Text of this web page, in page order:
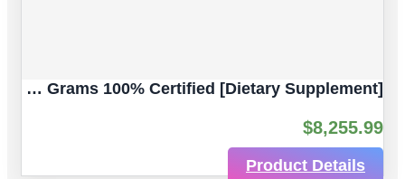
Gallium Maltolate, (III) Ultra-Pure 5 Grams 100% Certified [Dietary Supplement]
$8,255.99
Product Details